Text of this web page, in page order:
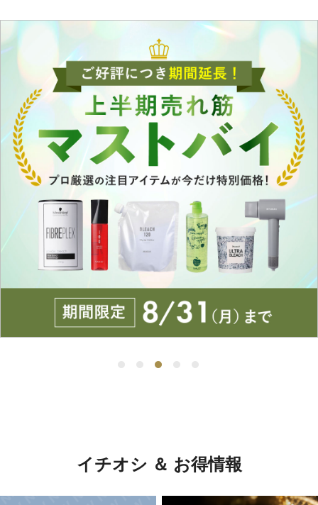
イチオシ ＆ お得情報